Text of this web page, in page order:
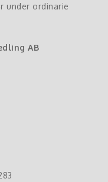
under ordinarie
AB